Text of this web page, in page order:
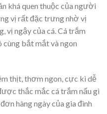
khá quen thuộc của người
vị rất đặc trưng nhờ vị
vị ngậy của cá. Cá trắm
cùng bắt mắt và ngon
thịt, thơm ngon, cực kì dễ
thắc mắc cá trắm nấu gì
hàng ngày của gia đình